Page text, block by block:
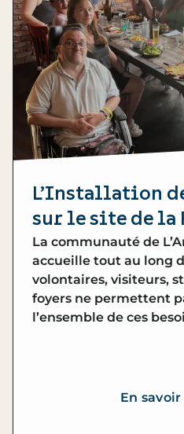
L’Installation
sur le site de la
La communauté de
accueille tout au long
volontaires, visiteurs,
foyers ne permettent
l’ensemble de ces
En